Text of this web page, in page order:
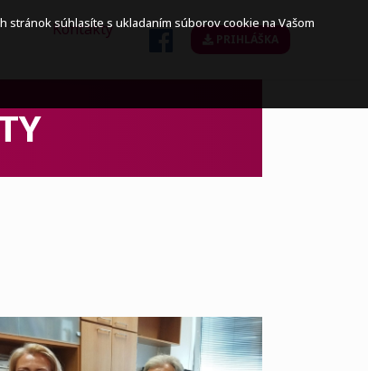
stránok súhlasíte s ukladaním súborov cookie na Vašom
Kontakty
PRIHLÁŠKA